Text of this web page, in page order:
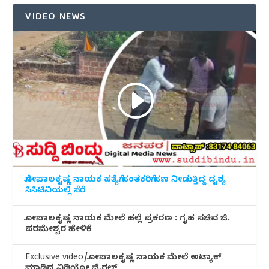
VIDEO NEWS
ಗೋಪಾಲಕೃಷ್ಣ ನಾಯಕ ಹತ್ಯೆಗೆ ಹಂತಕರಿಗೆ ಹಣ ನೀಡುತ್ತಿದ್ದ ದೃಶ್ಯ
ಸಿಸಿಟಿವಿಯಲ್ಲಿ ಸೆರೆ
ಗೋಪಾಲಕೃಷ್ಣ ನಾಯಕ ಮೇಲೆ ಹಲ್ಲೆ ಪ್ರಕರಣ : ಗೃಹ ಸಚಿವ ಜಿ.
ಪರಮೇಶ್ವರ ಹೇಳಿಕೆ
Exclusive video/ಗೋಪಾಲಕೃಷ್ಣ ನಾಯಕ ಮೇಲೆ ಅಟ್ಯಾಕ್